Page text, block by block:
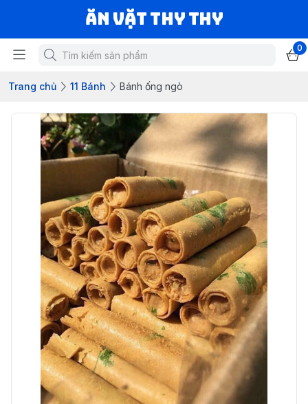
Ăn vặt Thy Thy
0
Trang chủ 11 Bánh Bánh ống ngò